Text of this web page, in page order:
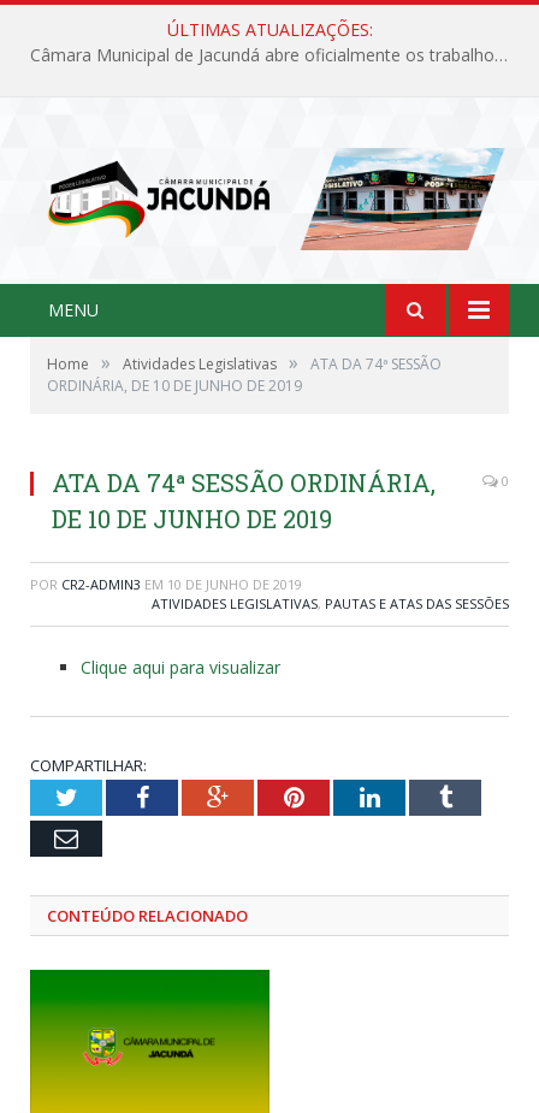
ÚLTIMAS ATUALIZAÇÕES:
Câmara Municipal de Jacundá abre oficialmente os trabalhos legislativos de 2026
MENU
Home » Atividades Legislativas »
ATA DA 74ª SESSÃO
ORDINÁRIA, DE 10 DE JUNHO DE 2019
ATA DA 74ª SESSÃO ORDINÁRIA,
DE 10 DE JUNHO DE 2019
0
POR CR2-ADMIN3 EM 10 DE JUNHO DE 2019
ATIVIDADES LEGISLATIVAS, PAUTAS E ATAS DAS SESSÕES
Clique aqui para visualizar
COMPARTILHAR:
TwitterFacebookGoogle+PinterestLinkedInTumblr
Email
CONTEÚDO RELACIONADO